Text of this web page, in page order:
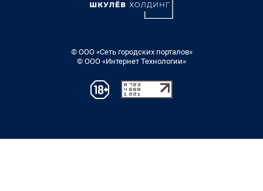
© ООО «Сеть городских порталов»
© ООО «Интернет Технологии»